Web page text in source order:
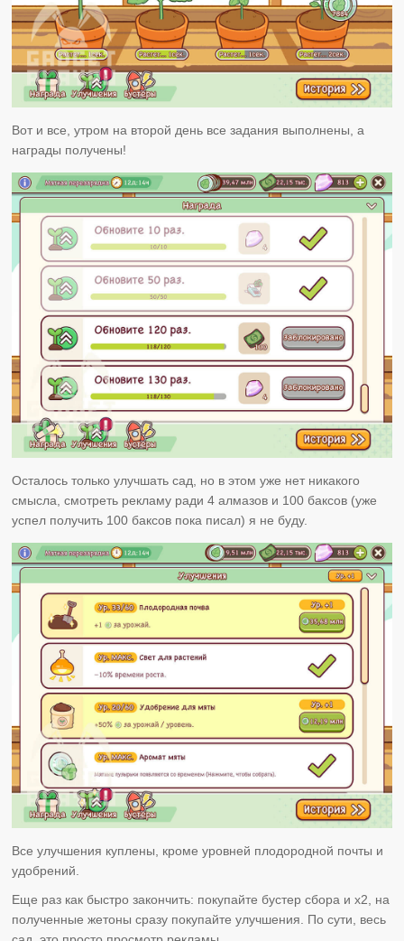
Вот и все, утром на второй день все задания выполнены, а
награды получены!
Осталось только улучшать сад, но в этом уже нет никакого
смысла, смотреть рекламу ради 4 алмазов и 100 баксов (уже
успел получить 100 баксов пока писал) я не буду.
Все улучшения куплены, кроме уровней плодородной почты и
удобрений.
Еще раз как быстро закончить: покупайте бустер сбора и x2, на
полученные жетоны сразу покупайте улучшения. По сути, весь